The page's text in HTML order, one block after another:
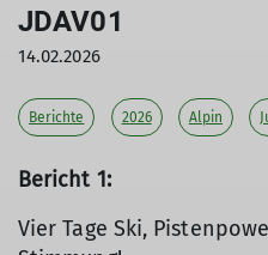
JDAV01
14.02.2026
Berichte 2026 Alpin
Bericht 1:
Vier Tage Ski,